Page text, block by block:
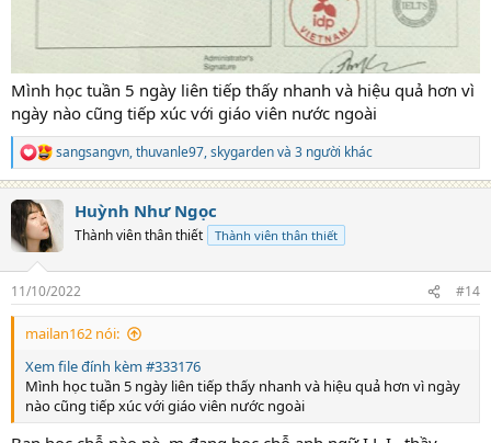
- Đạt điểm cao trong thời gian ngắn
- Lớp chuyên Anh văn giao tiếp.
- Lớp nói trước công chúng.
- Lớp luyện phát âm.
- Tiếng anh thiếu nhi.
- Lớp nhỏ, tối đa 15 học viên/lớp.
- Học phí thấp.
Tại I LI, chúng tôi sẽ giúp bạn đến với một
tương lai tươi sáng hơn.
Mình học tuần 5 ngày liên tiếp thấy nhanh và hiệu quả hơn vì
ngày nào cũng tiếp xúc với giáo viên nước ngoài
R
e
a
c
i
s
:
sangsangvn,thuvanle97,skygardenvà 3 người khác
Huỳnh Như Ngọc
Thành viên thân thiết Thành viên thân thiết
11/10/2022 #14
mailan162 nói:
Xem file đính kèm #333176
Mình học tuần 5 ngày liên tiếp thấy nhanh và hiệu quả hơn vì ngày
nào cũng tiếp xúc với giáo viên nước ngoài